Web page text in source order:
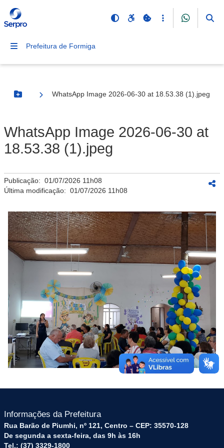
Prefeitura de Formiga
Botão Menu
WhatsApp Image 2026-06-30 at 18.53.38 (1).jpeg
WhatsApp Image 2026-06-30 at
18.53.38 (1).jpeg
Publicação: 01/07/2026 11h08
Última modificação: 01/07/2026 11h08
Informações da Prefeitura
Rua Barão de Piumhi, nº 121, Centro – CEP: 35570-128
De segunda a sexta-feira, das 9h às 16h
Tel.: (37) 3329-1800